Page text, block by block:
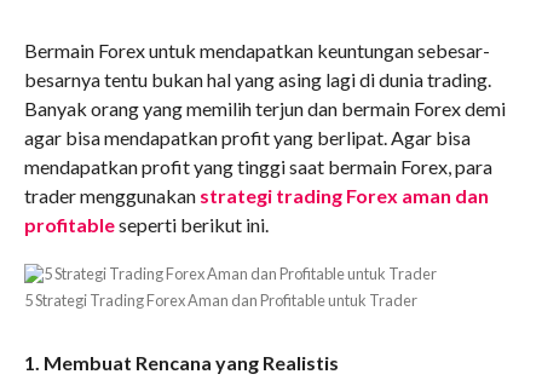
Bermain Forex untuk mendapatkan keuntungan sebesar-
besarnya tentu bukan hal yang asing lagi di dunia trading.
Banyak orang yang memilih terjun dan bermain Forex demi
agar bisa mendapatkan profit yang berlipat. Agar bisa
mendapatkan profit yang tinggi saat bermain Forex, para
trader menggunakan strategi trading Forex aman dan
profitableseperti berikut ini.
5 Strategi Trading Forex Aman dan Profitable untuk Trader
1. Membuat Rencana yang Realistis